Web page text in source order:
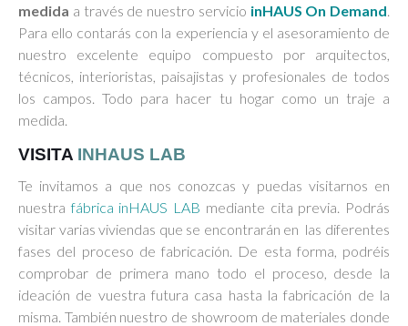
medida a través de nuestro servicio inHAUS On Demand
Para ello contarás con la experiencia y el asesoramiento de
nuestro excelente equipo compuesto por arquitectos,
técnicos, interioristas, paisajistas y profesionales de todos
los campos. Todo para hacer tu hogar como un traje a
medida.
VISITA INHAUS LAB
Te invitamos a que nos conozcas y puedas visitarnos en
nuestra fábrica inHAUS LAB mediante cita previa. Podrás
visitar varias viviendas que se encontrarán en las diferentes
fases del proceso de fabricación. De esta forma, podréis
comprobar de primera mano todo el proceso, desde la
ideación de vuestra futura casa hasta la fabricación de la
misma. También nuestro de showroom de materiales donde